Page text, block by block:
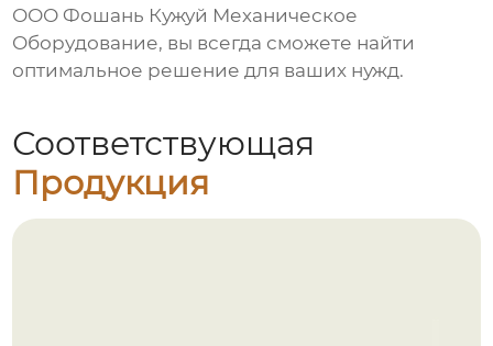
ООО Фошань Кужуй Механическое
Оборудование, вы всегда сможете найти
оптимальное решение для ваших нужд.
Соответствующая
Продукция